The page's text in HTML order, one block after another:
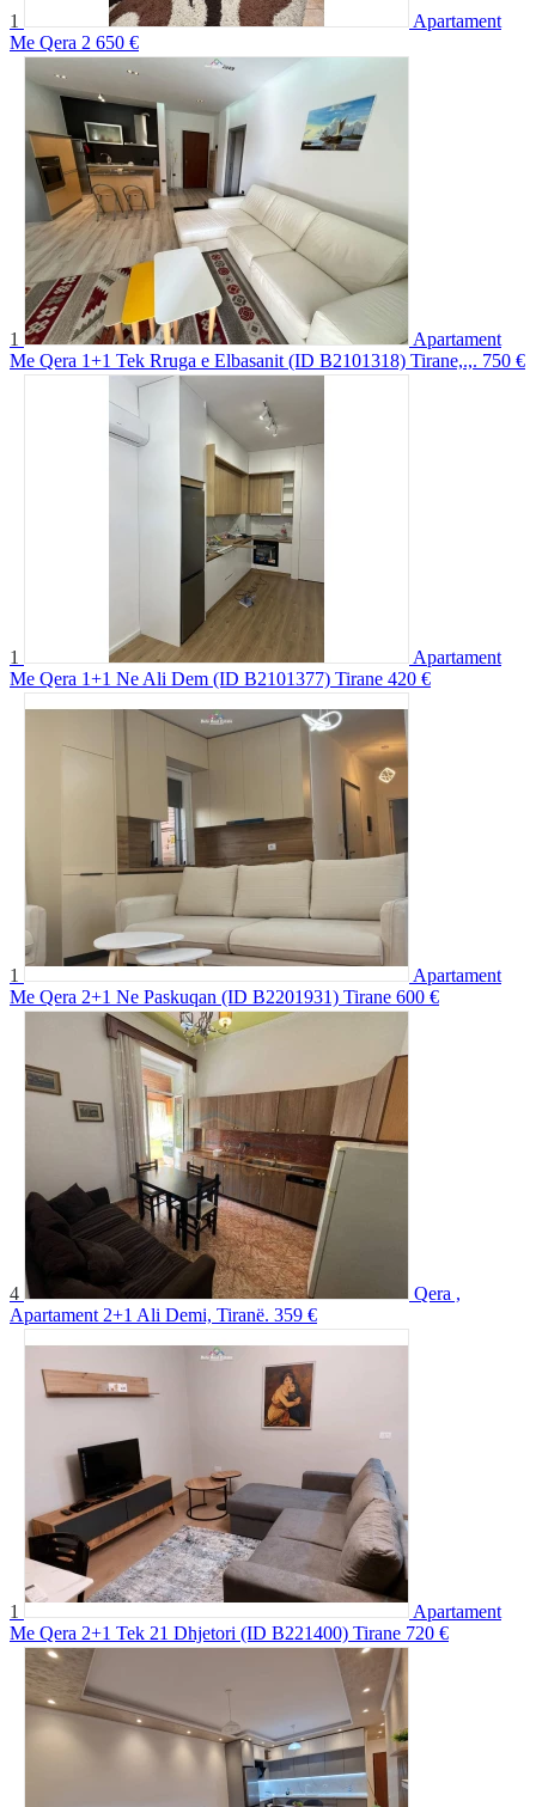
1
Apartament
Me Qera 2 650 €
1
Apartament
Me Qera 1+1 Tek Rruga e Elbasanit (ID B2101318) Tirane,.,. 750 €
1
Apartament
Me Qera 1+1 Ne Ali Dem (ID B2101377) Tirane 420 €
1
Apartament
Me Qera 2+1 Ne Paskuqan (ID B2201931) Tirane 600 €
4
Qera ,
Apartament 2+1 Ali Demi, Tiranë. 359 €
1
Apartament
Me Qera 2+1 Tek 21 Dhjetori (ID B221400) Tirane 720 €